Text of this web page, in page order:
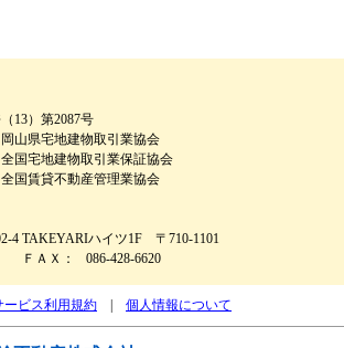
13）第2087号
山県宅地建物取引業協会
国宅地建物取引業保証協会
国賃貸不動産管理業協会
4 TAKEYARIハイツ1F 〒710-1101
ＦＡＸ： 086-428-6620
ービス利用規約 個人情報について